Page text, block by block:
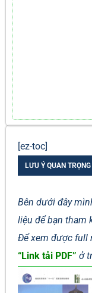
[ez-toc]
LƯU Ý QUAN TRỌNG
Bên dưới đây
liệu để bạn tham
Để xem được full
“Link tải PDF” ở